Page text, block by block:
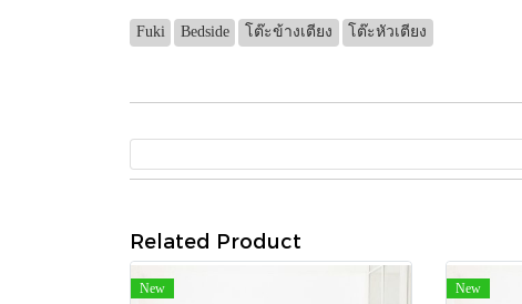
Fuki Bedside โต๊ะข้างเตียง โต๊ะหัวเตียง
Related Product
New New